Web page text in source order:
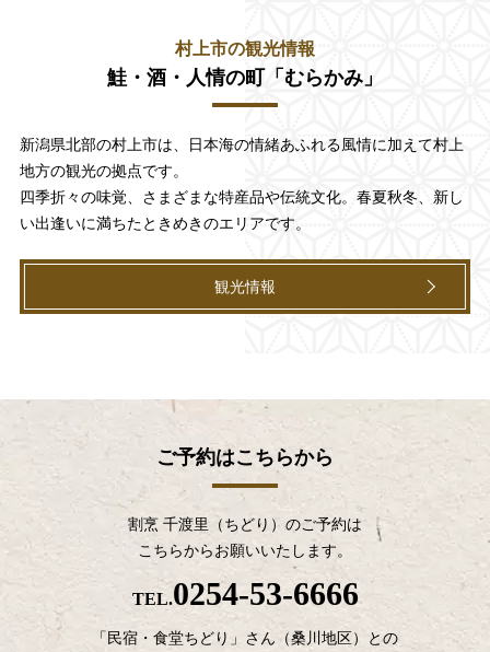
村上市の観光情報
鮭・酒・人情の町「むらかみ」
新潟県北部の村上市は、日本海の情緒あふれる風情に加えて村上
地方の観光の拠点です。
四季折々の味覚、さまざまな特産品や伝統文化。春夏秋冬、新し
い出逢いに満ちたときめきのエリアです。
観光情報
ご予約はこちらから
割烹 千渡里（ちどり）のご予約は
こちらからお願いいたします。
TEL.0254-53-6666
「民宿・食堂ちどり」さん（桑川地区）との